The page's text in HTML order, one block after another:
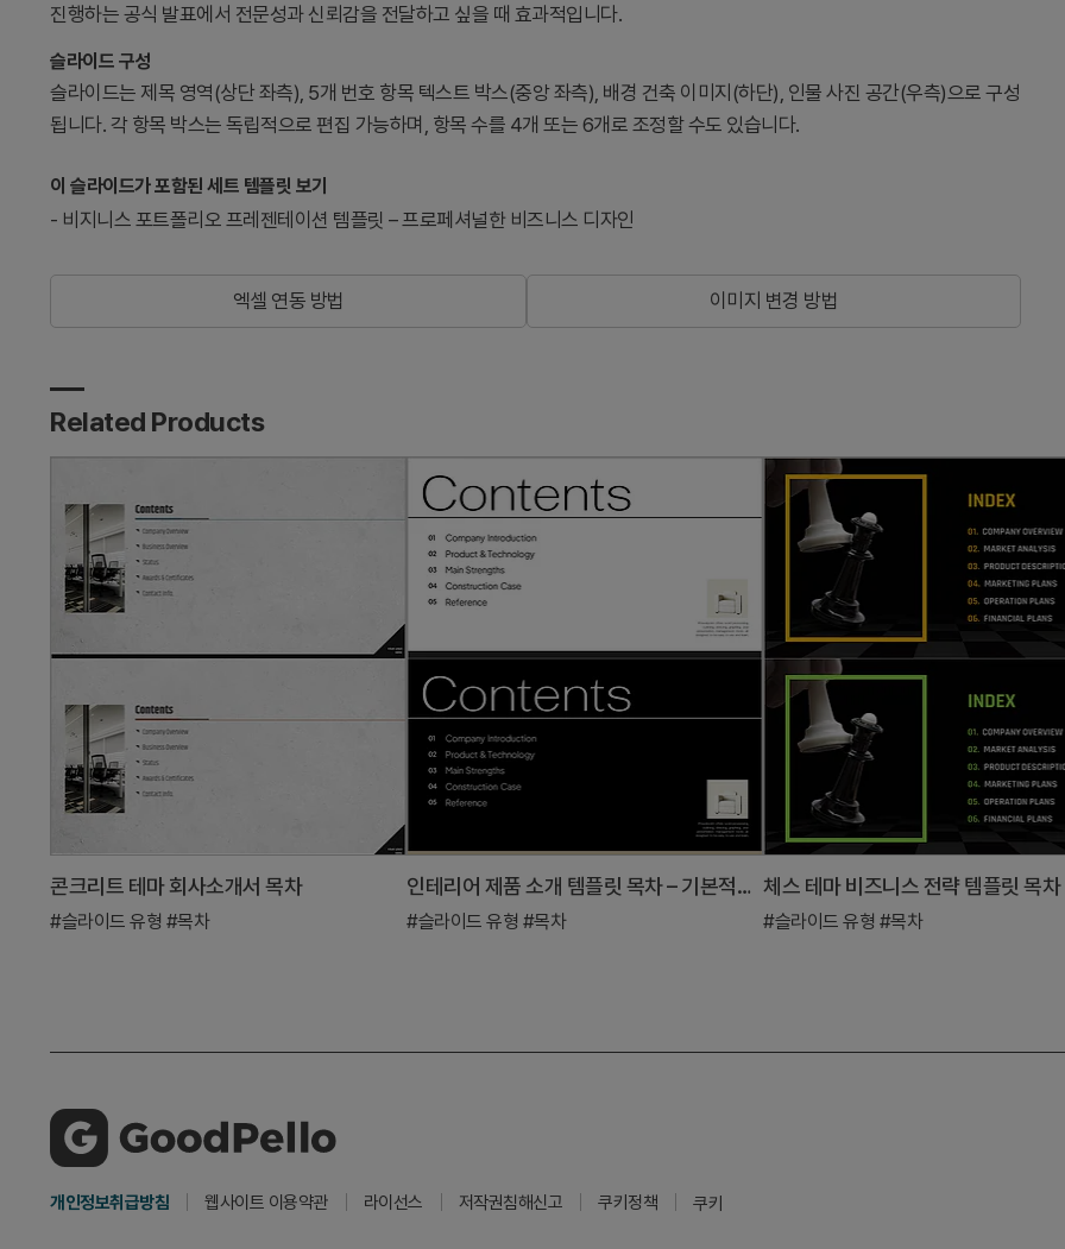
진행하는 공식 발표에서 전문성과 신뢰감을 전달하고 싶을 때 효과적입니다.
슬라이드 구성
슬라이드는 제목 영역(상단 좌측), 5개 번호 항목 텍스트 박스(중앙 좌측), 배경 건축 이미지(하단), 인물 사진 공간(우측)으로 구성
됩니다. 각 항목 박스는 독립적으로 편집 가능하며, 항목 수를 4개 또는 6개로 조정할 수도 있습니다.
이 슬라이드가 포함된 세트 템플릿 보기
- 비지니스 포트폴리오 프레젠테이션 템플릿 – 프로페셔널한 비즈니스 디자인
엑셀 연동 방법 이미지 변경 방법
Related Products
콘크리트 테마 회사소개서 목차
#슬라이드 유형 #목차
인테리어 제품 소개 템플릿 목차 – 기본적인 구성 제공
#슬라이드 유형 #목차
체스 테마 비즈니스 전략 템플릿 목차
#슬라이드 유형 #목차
개인정보취급방침 웹사이트 이용약관 라이선스 저작권침해신고 쿠키정책 쿠키